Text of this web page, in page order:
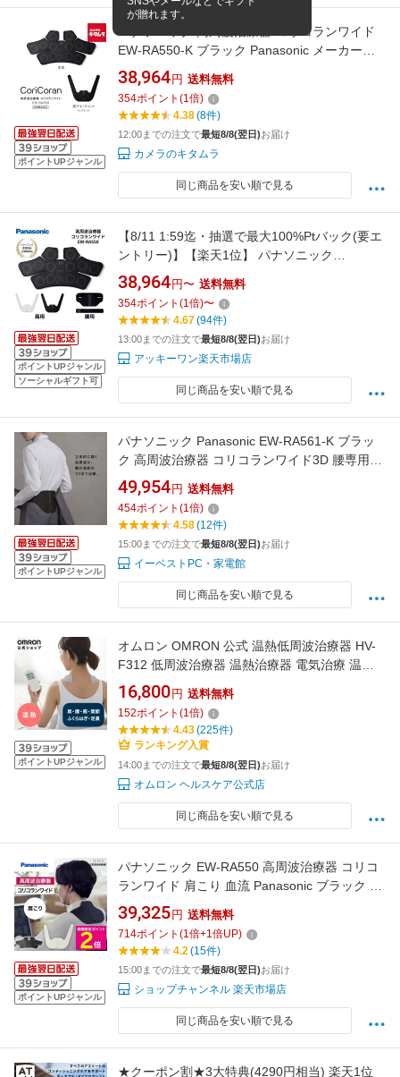
ポイントUPジャンル
パナソニック 高周波治療器 コリコランワイド
EW-RA550-K ブラック Panasonic メーカー公
認店 メーカー保証対応 初期不良対応 新生活 プ
レゼント ギフト 時短 簡単 クリスマス 誕生日
バースデー パーティー 景品
38,964 円 送料無料
354ポイント (1倍)
4.38(8件)
12:00までの注文で最短8/8(翌日)お届け
カメラのキタムラ
同じ商品を安い順で見る
ポイントUPジャンル
ソーシャルギフト可
【8/11 1:59迄・抽選で最大100%Ptバック(要エ
ントリー)】【楽天1位】 パナソニック
Panasonic 家庭用高周波治療器 コリコランワイ
ド 腰・肩こり ブラック グレージュ EW-
RA550-K/H
38,964 円〜 送料無料
354ポイント (1倍)〜
4.67(94件)
13:00までの注文で最短8/8(翌日)お届け
アッキーワン楽天市場店
同じ商品を安い順で見る
ポイントUPジャンル
パナソニック Panasonic EW-RA561-K ブラッ
ク 高周波治療器 コリコランワイド3D 腰専用
EWRA561K
49,954 円 送料無料
454ポイント (1倍)
4.58(12件)
15:00までの注文で最短8/8(翌日)お届け
イーベストPC・家電館
同じ商品を安い順で見る
ポイントUPジャンル
オムロン OMRON 公式 温熱低周波治療器 HV-
F312 低周波治療器 温熱治療器 電気治療 温熱
温める 温め 温感 低周波 パッド こり コリ 痛み
解消 解消グッズ グッズ 改善 器具 腰痛 筋肉痛
肩 腰 腕 関節 コンパクト 送料無料
16,800 円 送料無料
152ポイント (1倍)
4.43(225件)
ランキング入賞
14:00までの注文で最短8/8(翌日)お届け
オムロン ヘルスケア公式店
同じ商品を安い順で見る
ポイントUPジャンル
パナソニック EW-RA550 高周波治療器 コリコ
ランワイド 肩こり 血流 Panasonic ブラック グ
レージュ【ショップチャンネル公式】
39,325 円 送料無料
714ポイント (1倍+1倍UP)
4.2(15件)
15:00までの注文で最短8/8(翌日)お届け
ショップチャンネル 楽天市場店
同じ商品を安い順で見る
★クーポン割★3大特典(4290円相当) 楽天1位
が贈れます。